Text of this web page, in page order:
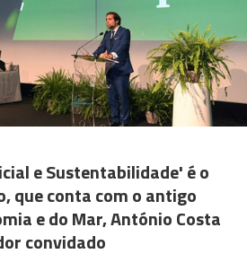
e Sustentabilidade' é o
que conta com o antigo
e do Mar, António Costa
convidado